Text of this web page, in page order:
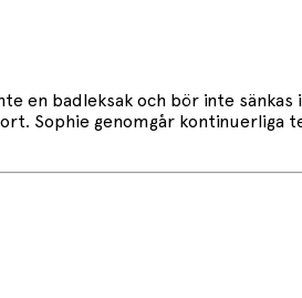
en badleksak och bör inte
Sophie genomgår